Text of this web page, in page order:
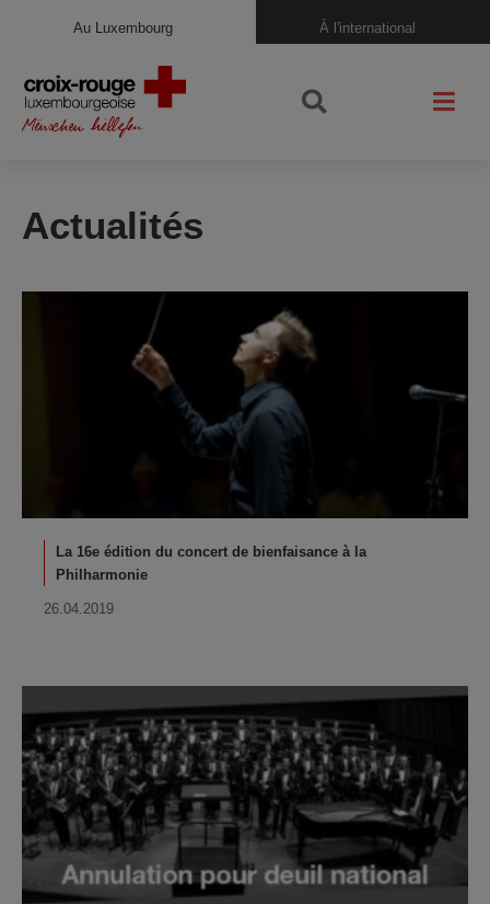
Au Luxembourg À l'international
Actualités
La 16e édition du concert de bienfaisance à la
Philharmonie
26.04.2019